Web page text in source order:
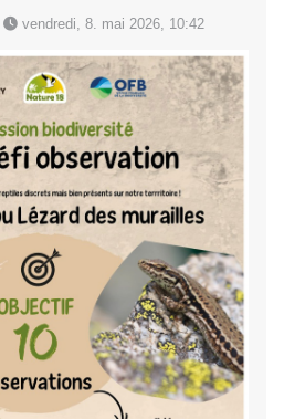
vendredi, 8. mai 2026, 10:42